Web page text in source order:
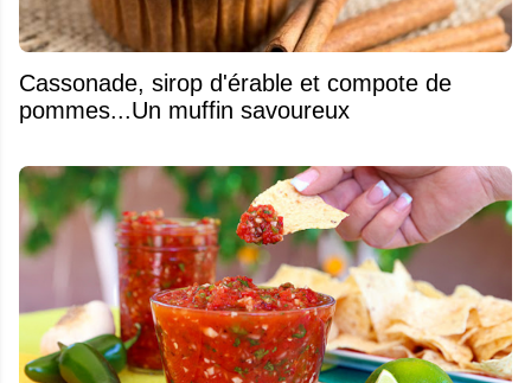
​Cassonade, sirop d'érable et compote de
pommes...Un muffin savoureux